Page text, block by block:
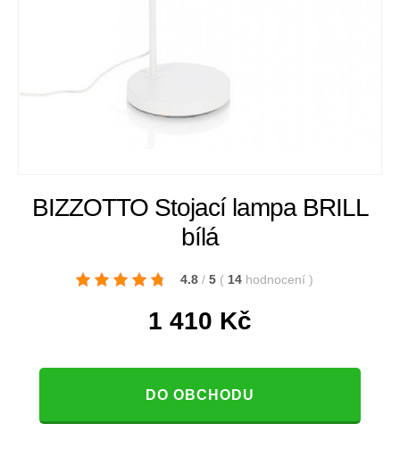
BIZZOTTO Stojací lampa BRILL
bílá
4.8 / 5 ( 14 hodnocení )
1 410 Kč
DO OBCHODU